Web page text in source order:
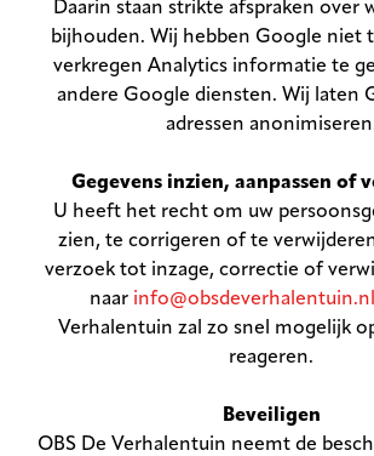
Daarin staan strikte afspraken over
bijhouden. Wij hebben Google niet
verkregen Analytics informatie te
andere Google diensten. Wij laten
adressen
Gegevens inzien, aanpassen of
U heeft het recht om uw
zien, te corrigeren of te
verzoek tot inzage, correctie of
naar info@obsdeverhalentuin.nl
Verhalentuin zal zo snel mogelijk
reageren.
Beveiligen
OBS De Verhalentuin neemt de